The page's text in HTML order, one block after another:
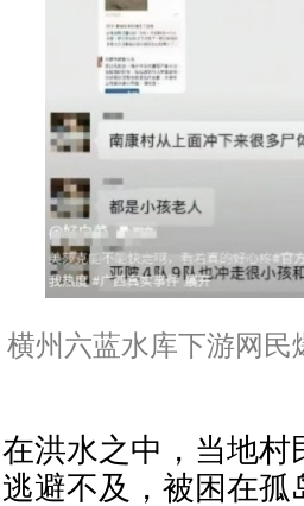
横州六蓝水库下游网民
在洪水之中，当地
逃避不及，被困在